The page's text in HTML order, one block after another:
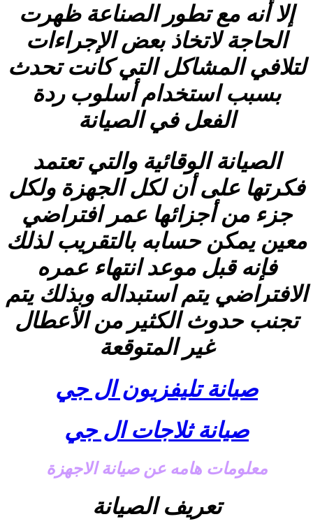
إلا أنه مع تطور الصناعة ظهرت
الحاجة لاتخاذ بعض الإجراءات
لتلافي المشاكل التي كانت تحدث
بسبب استخدام أسلوب ردة
الفعل في الصيانة
الصيانة الوقائية والتي تعتمد
فكرتها على أن لكل الجهزة ولكل
جزء من أجزائها عمر افتراضي
معين يمكن حسابه بالتقريب لذلك
فإنه قبل موعد انتهاء عمره
الافتراضي يتم استبداله وبذلك يتم
تجنب حدوث الكثير من الأعطال
غير المتوقعة
صيانة تليفزيون ال جي
صيانة ثلاجات ال جي
معلومات هامه عن صيانة الاجهزة
تعريف الصيانة